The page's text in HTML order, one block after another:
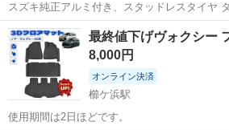
スズキ純正アルミ付き、スタッドレスタイヤ
古 155/65R14 周南市〜東方面であれば現地で
山口 岩国市 川西駅 タイヤ、ホイ
スタッドレスタイヤ
最終値下げヴォクシー
8,000円
オンライン決済
櫛ケ浜駅
使用期間は2日ほどです。